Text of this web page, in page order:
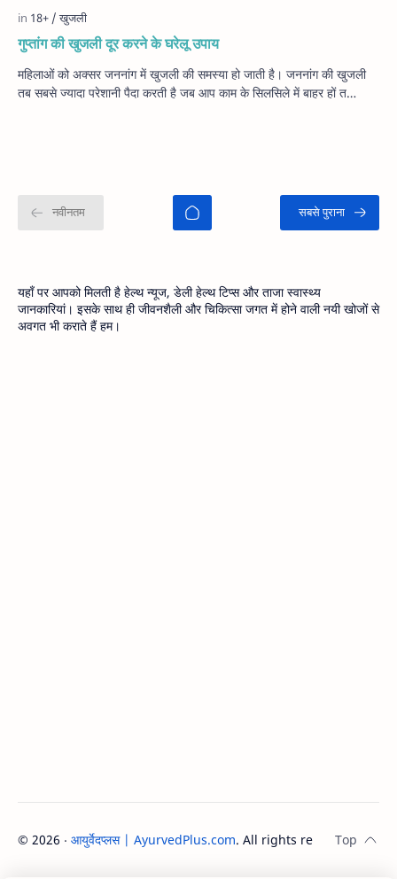
गुप्तांग की खुजली दूर करने के घरेलू उपाय
महिलाओं को अक्सर जननांग में खुजली की समस्या हो जाती है। जननांग की खुजली
तब सबसे ज्यादा परेशानी पैदा करती है जब आप काम के सिलसिले में बाहर हों त…
यहाँ पर आपको मिलती है हेल्थ न्यूज, डेली हेल्थ टिप्स और ताजा स्वास्थ्य
जानकारियां। इसके साथ ही जीवनशैली और चिकित्सा जगत में होने वाली नयी खोजों से
अवगत भी कराते हैं हम।
© 2026 ‧ आयुर्वेदप्लस | AyurvedPlus.com. All rights reserved.